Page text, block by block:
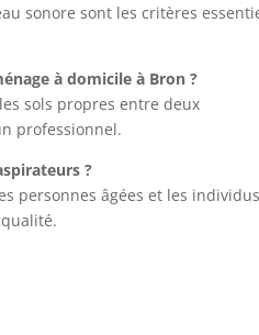
sonore sont les critères
à domicile à Bron ?
sols propres entre deux
professionnel.
?
personnes âgées et les individus